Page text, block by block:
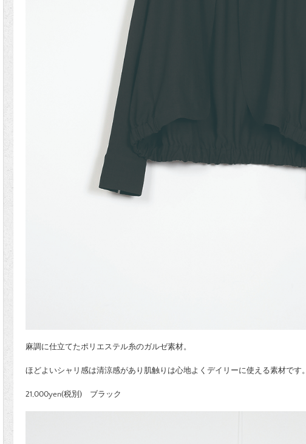
麻調に仕立てたポリエステル糸のガルゼ素材。
ほどよいシャリ感は清涼感があり肌触りは心地よくデイリーに使える素材です。
21,000yen(税別) ブラック